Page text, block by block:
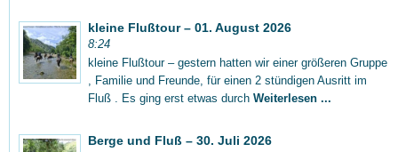
kleine Flußtour – 01. August 2026
8:24
kleine Flußtour – gestern hatten wir einer größeren Gruppe
, Familie und Freunde, für einen 2 stündigen Ausritt im
Fluß . Es ging erst etwas durch Weiterlesen ...
Berge und Fluß – 30. Juli 2026